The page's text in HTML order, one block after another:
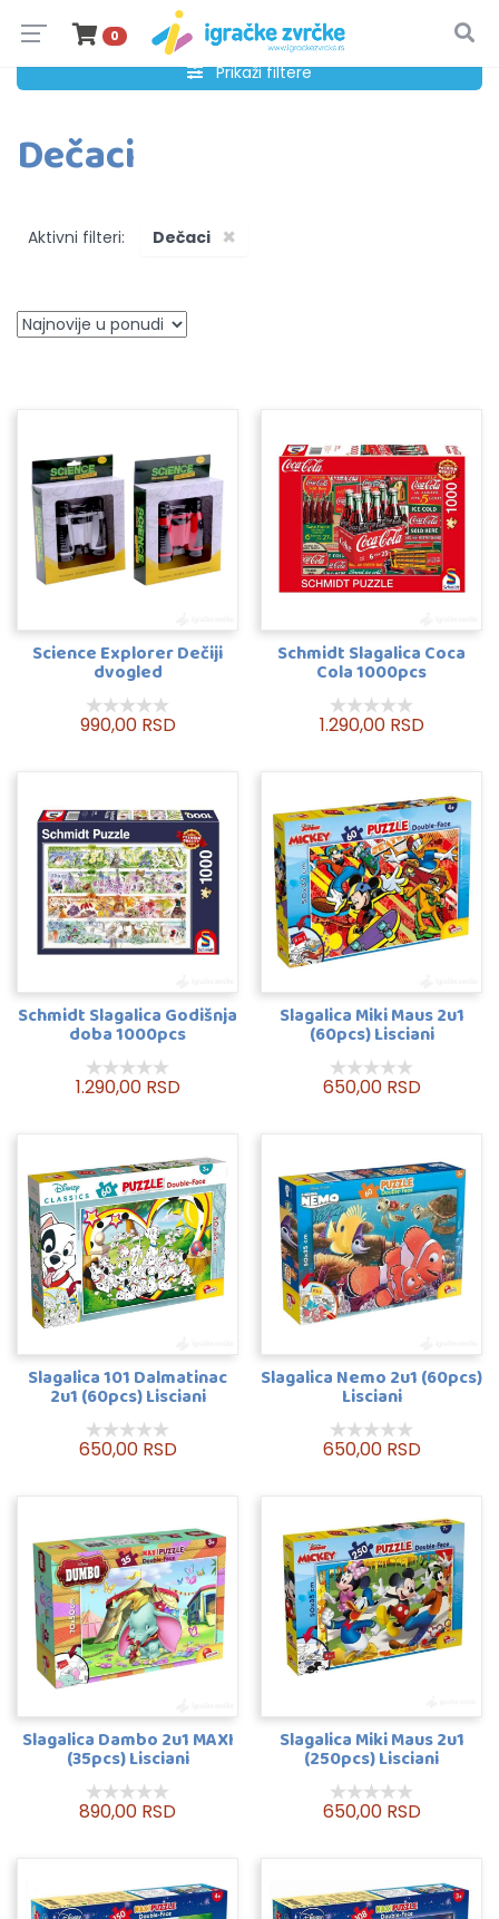
0
Prikaži filtere
Dečaci
Aktivni filteri: ×
Dečaci
Science Explorer Dečiji
dvogled
990,00 RSD
Schmidt Slagalica Coca
Cola 1000pcs
1.290,00 RSD
Schmidt Slagalica Godišnja
doba 1000pcs
1.290,00 RSD
Slagalica Miki Maus 2u1
(60pcs) Lisciani
650,00 RSD
Slagalica 101 Dalmatinac
2u1 (60pcs) Lisciani
650,00 RSD
Slagalica Nemo 2u1 (60pcs)
Lisciani
650,00 RSD
Slagalica Dambo 2u1 MAXI
(35pcs) Lisciani
890,00 RSD
Slagalica Miki Maus 2u1
(250pcs) Lisciani
650,00 RSD